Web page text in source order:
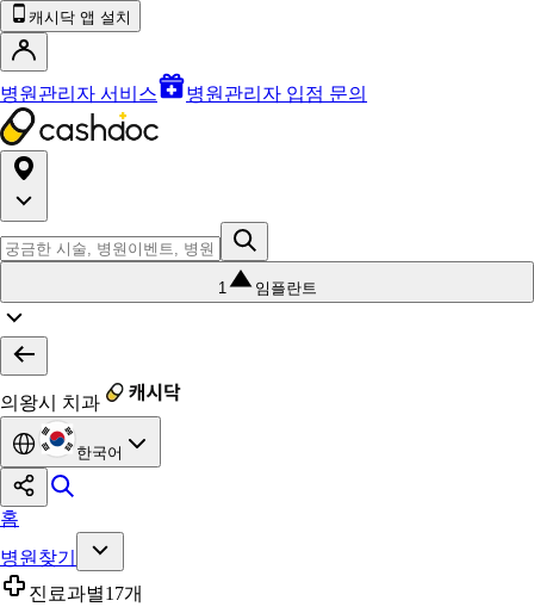
캐시닥 앱 설치
병원관리자 서비스 병원관리자 입점 문의
1 임플란트
의왕시 치과
한국어
홈
병원찾기
진료과별17개